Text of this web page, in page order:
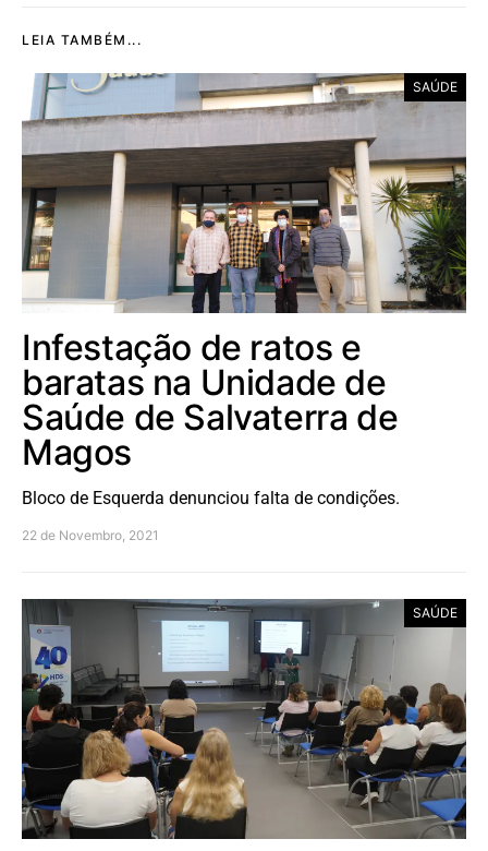
LEIA TAMBÉM...
SAÚDE
Infestação de ratos e
baratas na Unidade de
Saúde de Salvaterra de
Magos
Bloco de Esquerda denunciou falta de condições.
22 de Novembro, 2021
SAÚDE